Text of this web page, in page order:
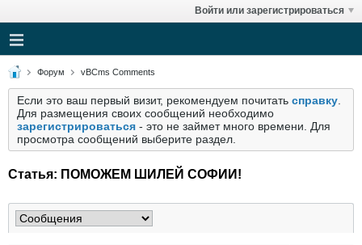
Войти или зарегистрироваться
Форум vBCms Comments
Если это ваш первый визит, рекомендуем почитать справку
Для размещения своих сообщений необходимо
зарегистрироваться - это не займет много времени. Для
просмотра сообщений выберите раздел.
Статья: ПОМОЖЕМ ШИЛЕЙ СОФИИ!